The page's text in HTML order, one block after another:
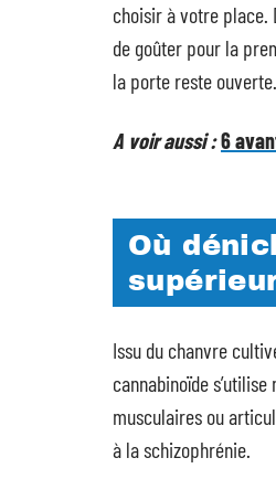
choisir à votre place.
de goûter pour la
la porte reste ouverte.
A voir aussi :6
Où
Issu du chanvre
cannabinoïde
musculaires ou
à la schizophrénie.